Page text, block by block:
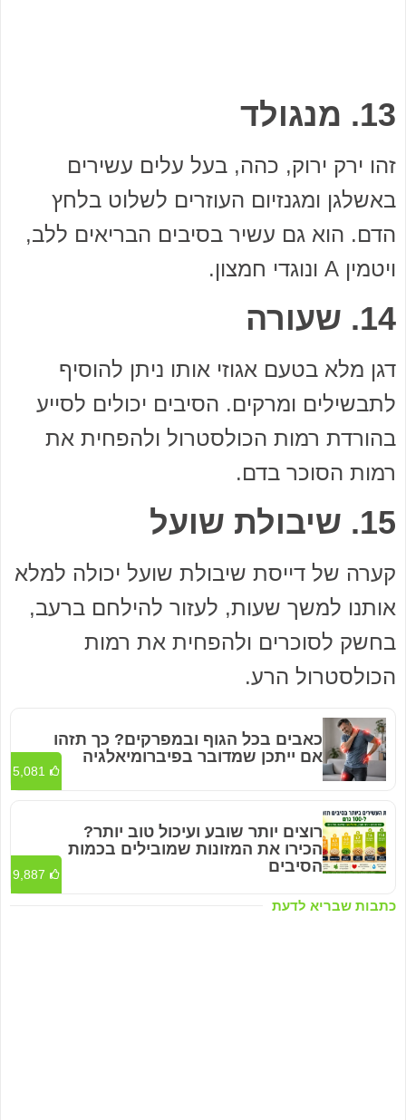
13. מנגולד
זהו ירק ירוק, כהה, בעל עלים עשירים
באשלגן ומגנזיום העוזרים לשלוט בלחץ
הדם. הוא גם עשיר בסיבים הבריאים ללב,
ויטמין A ונוגדי חמצון.
14. שעורה
דגן מלא בטעם אגוזי אותו ניתן להוסיף
לתבשילים ומרקים. הסיבים יכולים לסייע
בהורדת רמות הכולסטרול ולהפחית את
רמות הסוכר בדם.
15. שיבולת שועל
קערה של דייסת שיבולת שועל יכולה למלא
אותנו למשך שעות, לעזור להילחם ברעב,
בחשק לסוכרים ולהפחית את רמות
הכולסטרול הרע.
כתבות שבריא לדעת
כאבים בכל הגוף ובמפרקים? כך תזהו
אם ייתכן שמדובר בפיברומיאלגיה
5,081
רוצים יותר שובע ועיכול טוב יותר?
הכירו את המזונות שמובילים בכמות
הסיבים
9,887